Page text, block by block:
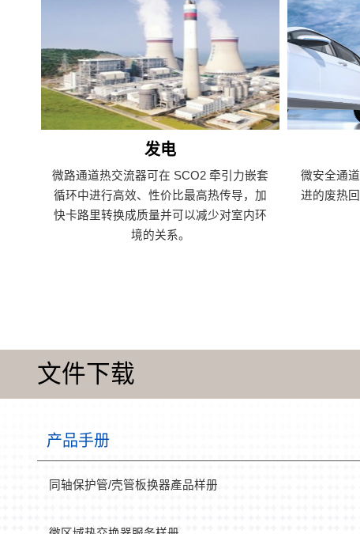
发电
微路通道热交流器可在 SCO2 牵引力嵌套
循环中进行高效、性价比最高热传导，加
快卡路里转换成质量并可以减少对室内环
境的关系。
微安全通
进的废热
文件下载
产品手册
同轴保护管/壳管板换器產品样册